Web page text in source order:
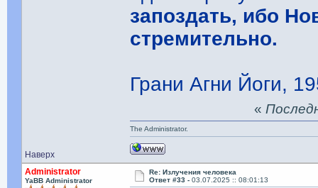
запоздать, ибо
стремительно.
Грани Агни Йоги,
Наверх
«
The Administrator.
Administrator
YaBB Administrator
Re: Излучения человека
Ответ #33 -03.07.2025 :: 08:01:13